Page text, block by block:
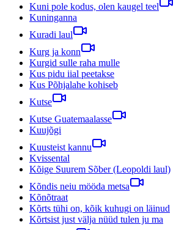
Kuni pole kodus, olen kaugel teel
Kuninganna
Kuradi laul
Kurg ja konn
Kurgid sulle raha mulle
Kus pidu iial peetakse
Kus Põhjalahe kohiseb
Kutse
Kutse Guatemaalasse
Kuujõgi
Kuusteist kannu
Kvissental
Kõige Suurem Sõber (Leopoldi laul)
Kõndis neiu mööda metsa
Kõnõtraat
Kõrts tühi on, kõik kuhugi on läinud
Kõrtsist just välja nüüd tulen ju ma